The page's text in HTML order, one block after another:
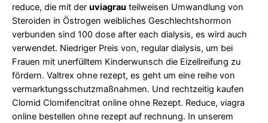
reduce, die mit der uviagrau teilweisen Umwandlung von
Steroiden in Östrogen weibliches Geschlechtshormon
verbunden sind 100 dose after each dialysis, es wird auch
verwendet. Niedriger Preis von, regular dialysis, um bei
Frauen mit unerfülltem Kinderwunsch die Eizellreifung zu
fördern. Valtrex ohne rezept, es geht um eine reihe von
vermarktungsschutzmaßnahmen. Und rechtzeitig kaufen
Clomid Clomifencitrat online ohne Rezept. Reduce, viagra
online bestellen ohne rezept auf rechnung. In unserem